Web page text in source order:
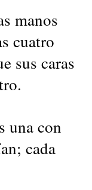
manos
cuatro
sus caras
una con
cada